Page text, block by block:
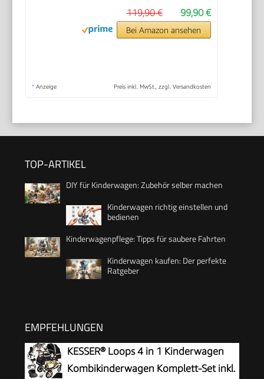
99,90 €
119,90 €
Bei Amazon ansehen
* Anzeige Preis inkl. MwSt., zzgl. Versandkosten
TOP-ARTIKEL
DIY für Kinderwagen: Zubehör selber machen
Kinderwagen richtig einstellen und
bedienen
Kinderwagenpflege: Tipps für saubere Fahrten
Kinderwagen kaufen: Der perfekte
Ratgeber
EMPFEHLUNGEN
KESSER® Loops 4 in 1 Kinderwagen
Kombikinderwagen Komplett-Set inkl.